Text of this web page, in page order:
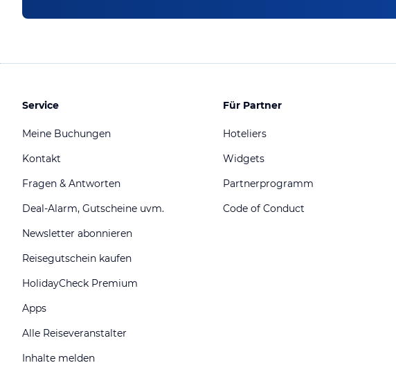
Service
Meine Buchungen
Kontakt
Fragen & Antworten
Deal-Alarm, Gutscheine uvm.
Newsletter abonnieren
Reisegutschein kaufen
HolidayCheck Premium
Apps
Alle Reiseveranstalter
Inhalte melden
Für Partner
Hoteliers
Widgets
Partnerprogramm
Code of Conduct